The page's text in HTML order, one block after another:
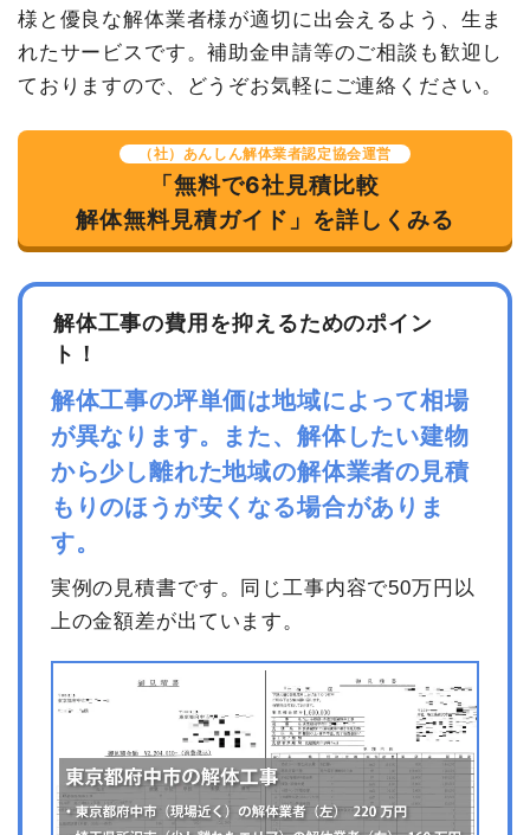
値引き
61,100円
小計
2,950,000
円
3,245,000
様と優良な解体業者様が適切に出会えるよう、生ま
れたサービスです。補助金申請等のご相談も歓迎し
ておりますので、どうぞお気軽にご連絡ください。
（社）あんしん解体業者認定協会運営
「無料で6社見積比較
解体無料見積ガイド」を詳しくみる
解体工事の費用を抑えるためのポイン
ト！
解体工事の坪単価は地域によって相場
が異なります。また、解体したい建物
から少し離れた地域の解体業者の見積
もりのほうが安くなる場合がありま
す。
実例の見積書です。同じ工事内容で50万円以
上の金額差が出ています。